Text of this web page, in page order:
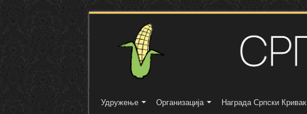
Удружење Организација Награда Српски Кривак